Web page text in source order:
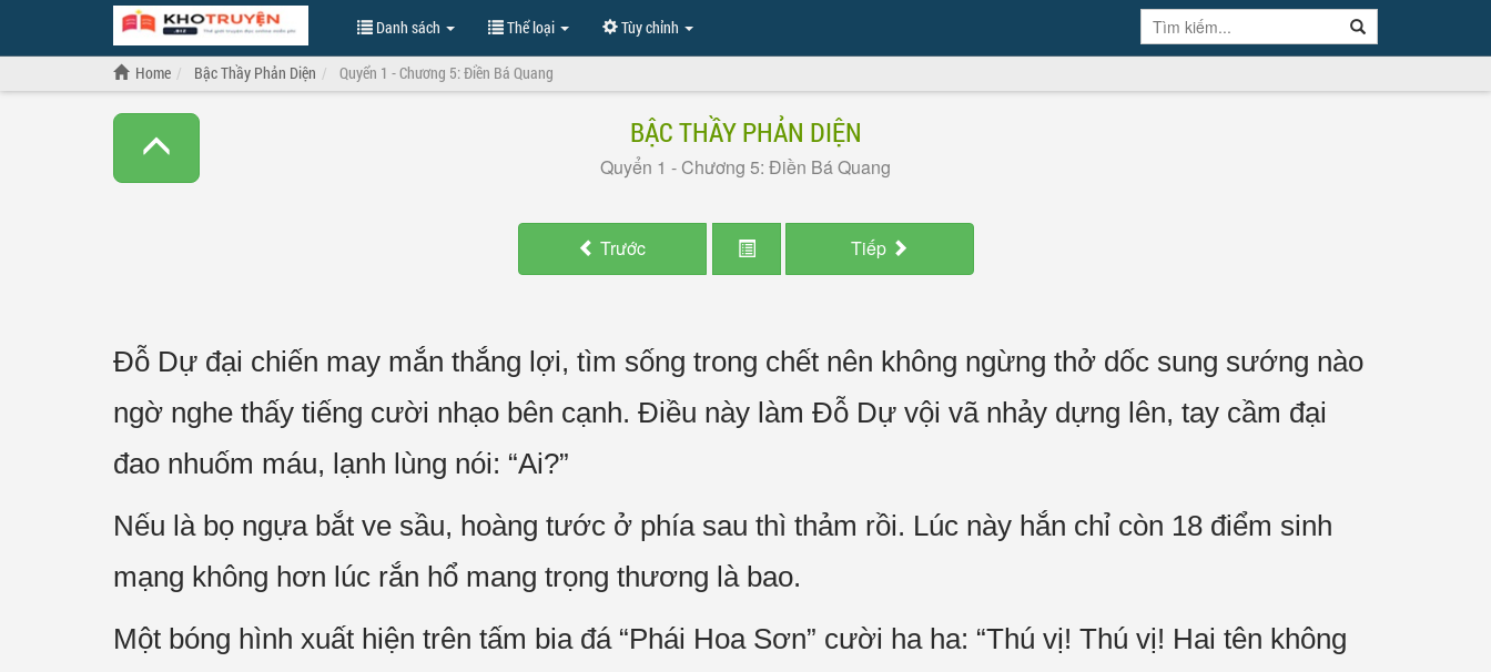
Danh sách Thể loại Tùy chỉnh
Home Bậc Thầy Phản Diện Quyển 1 - Chương 5: Điền Bá Quang
BẬC THẦY PHẢN DIỆN
Quyển 1 - Chương 5: Điền Bá Quang
Trước Tiếp
Đỗ Dự đại chiến may mắn thắng lợi, tìm sống trong chết nên không ngừng thở dốc sung sướng nào
ngờ nghe thấy tiếng cười nhạo bên cạnh. Điều này làm Đỗ Dự vội vã nhảy dựng lên, tay cầm đại
đao nhuốm máu, lạnh lùng nói: “Ai?”
Nếu là bọ ngựa bắt ve sầu, hoàng tước ở phía sau thì thảm rồi. Lúc này hắn chỉ còn 18 điểm sinh
mạng không hơn lúc rắn hổ mang trọng thương là bao.
Một bóng hình xuất hiện trên tấm bia đá “Phái Hoa Sơn” cười ha ha: “Thú vị! Thú vị! Hai tên không